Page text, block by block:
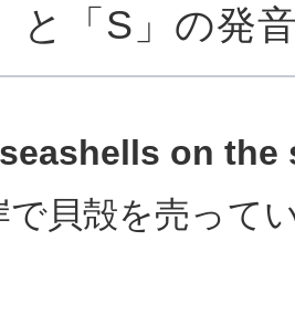
と「S」の発
on the
で貝殻を売って